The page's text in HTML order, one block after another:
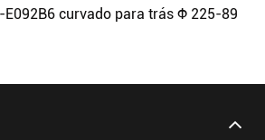
E092B6 curvado para trás Φ 225-89